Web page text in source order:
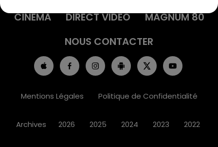
CINÉMA
DIRECT VIDÉO
MAGNUM 80
NOUS CONTACTER
Mentions Légales Politique de Confidentialité
Archives 2026 2025 2024 2023 2022